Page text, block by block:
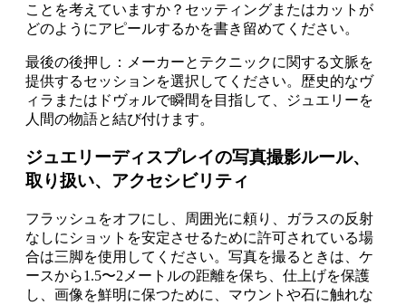
ことを考えていますか？セッティングまたはカットが
どのようにアピールするかを書き留めてください。
最後の後押し：メーカーとテクニックに関する文脈を
提供するセッションを選択してください。歴史的なヴ
ィラまたはドヴォルで瞬間を目指して、ジュエリーを
人間の物語と結び付けます。
ジュエリーディスプレイの写真撮影ルール、
取り扱い、アクセシビリティ
フラッシュをオフにし、周囲光に頼り、ガラスの反射
なしにショットを安定させるために許可されている場
合は三脚を使用してください。写真を撮るときは、ケ
ースから1.5〜2メートルの距離を保ち、仕上げを保護
し、画像を鮮明に保つために、マウントや石に触れな